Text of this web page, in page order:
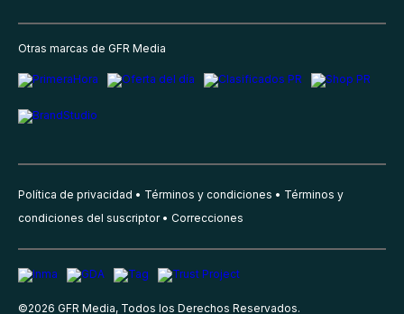
Otras marcas de GFR Media
Política de privacidad Términos y condiciones
Términos y
condiciones del suscriptor
Correcciones
©2026 GFR Media, Todos los Derechos Reservados.